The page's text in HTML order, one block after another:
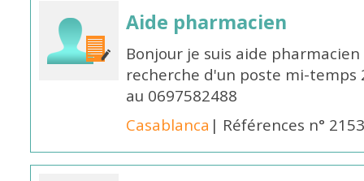
Aide pharmacien
Bonjour je suis aide
recherche d'un poste mi-temps
au 0697582488
Casablanca | Références n°